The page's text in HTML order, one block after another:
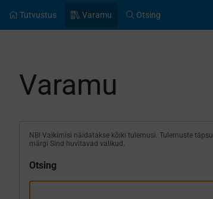
Tutvustus Varamu Otsing
Varamu
NB! Vaikimisi näidatakse kõiki tulemusi. Tulemuste
märgi Sind huvitavad valikud.
Otsing